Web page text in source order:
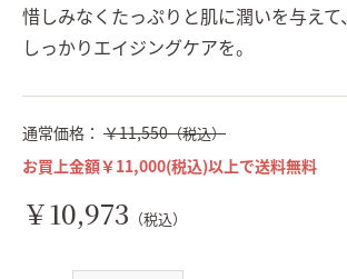
惜しみなくたっぷりと肌に潤いを与えて、
しっかりエイジングケアを。
通常価格： ￥11,550（税込）
お買上金額￥11,000(税込)以上で送料無料
￥10,973 （税込）